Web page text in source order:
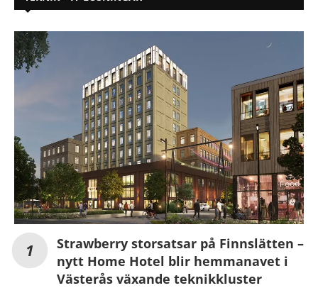
Strawberry storsatsar på Finnslätten –
nytt Home Hotel blir hemmanavet i
Västerås växande teknikkluster